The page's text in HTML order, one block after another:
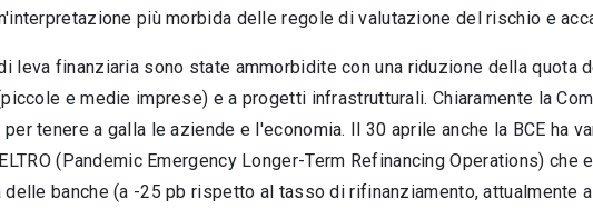
più morbida delle regole di valutazione del rischio e
leva finanziaria sono state ammorbidite con una riduzione della quota
e medie imprese) e a progetti infrastrutturali. Chiaramente la
tenere a galla le aziende e l'economia. Il 30 aprile anche la BCE ha
(Pandemic Emergency Longer-Term Refinancing Operations)
banche (a -25 pb rispetto al tasso di rifinanziamento, attualmente